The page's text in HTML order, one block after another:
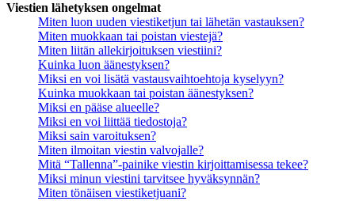
Viestien lähetyksen ongelmat
Miten luon uuden viestiketjun tai lähetän vastauksen?
Miten muokkaan tai poistan viestejä?
Miten liitän allekirjoituksen viestiini?
Kuinka luon äänestyksen?
Miksi en voi lisätä vastausvaihtoehtoja kyselyyn?
Kuinka muokkaan tai poistan äänestyksen?
Miksi en pääse alueelle?
Miksi en voi liittää tiedostoja?
Miksi sain varoituksen?
Miten ilmoitan viestin valvojalle?
Mitä “Tallenna”-painike viestin kirjoittamisessa tekee?
Miksi minun viestini tarvitsee hyväksynnän?
Miten tönäisen viestiketjuani?